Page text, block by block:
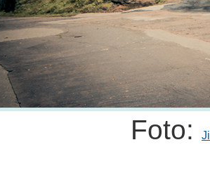
Foto: